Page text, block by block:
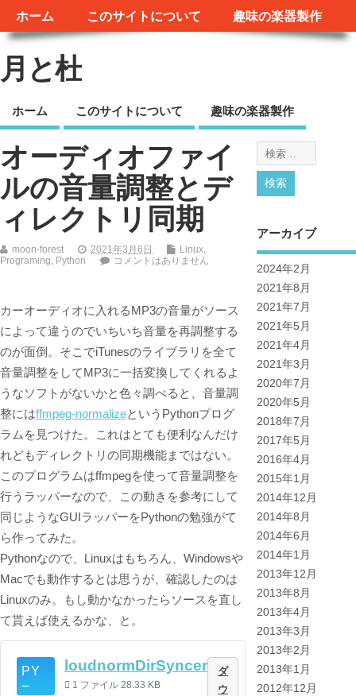
ホーム このサイトについて 趣味の楽器製作
月と杜
ホーム このサイトについて 趣味の楽器製作
オーディオファイ
ルの音量調整とデ
ィレクトリ同期
moon-forest 2021年3月6日 Linux,
Programing, Python コメントはありません
カーオーディオに入れるMP3の音量がソース
によって違うのでいちいち音量を再調整する
のが面倒。そこでiTunesのライブラリを全て
音量調整をしてMP3に一括変換してくれるよ
うなソフトがないかと色々調べると、音量調
整にはffmpeg-normalizeというPythonプログ
ラムを見つけた。これはとても便利なんだけ
れどもディレクトリの同期機能まではない。
このプログラムはffmpegを使って音量調整を
行うラッパーなので、この動きを参考にして
同じようなGUIラッパーをPythonの勉強がて
ら作ってみた。
Pythonなので、Linuxはもちろん、Windowsや
Macでも動作するとは思うが、確認したのは
Linuxのみ。もし動かなかったらソースを直し
て貰えば使えるかな、と。
loudnormDirSyncer
1 ファイル 28.33 KB
ダ
ウ
アーカイブ
2024年2月
2021年8月
2021年7月
2021年5月
2021年4月
2021年3月
2020年7月
2020年5月
2018年7月
2017年5月
2016年4月
2015年1月
2014年12月
2014年8月
2014年6月
2014年1月
2013年12月
2013年8月
2013年4月
2013年3月
2013年2月
2013年1月
2012年12月